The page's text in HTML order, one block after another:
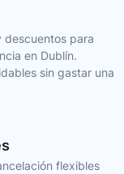
descuentos para
en Dublín.
sin gastar una
flexibles